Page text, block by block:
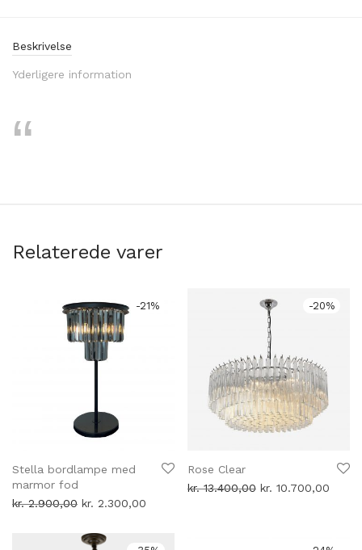
Beskrivelse
Yderligere information
Relaterede varer
-21%
Stella bordlampe med
marmor fod
kr.2.900,00 Den
var:
kr. 2.300,00
-20%
Rose Clear
kr.13.400,00 Den
kr. 10.700,00